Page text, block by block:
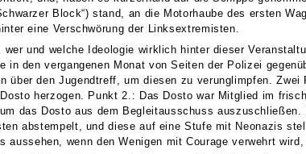
Block“) stand, an die Motorhaube des ersten
eine Verschwörung der Linksextremisten.
und welche Ideologie wirklich hinter dieser
in den vergangenen Monat von Seiten der Polizei
über den Jugendtreff, um diesen zu verunglimpfen.
herzogen. Punkt 2.: Das Dosto war Mitglied im
das Dosto aus dem Begleitausschuss
abstempelt, und diese auf eine Stufe mit Neonazis
aussehen, wenn den Wenigen mit Courage verwehrt